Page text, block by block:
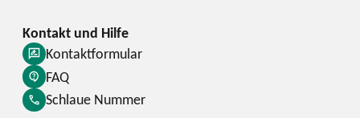
Kontaktformular
FAQ
Schlaue Nummer